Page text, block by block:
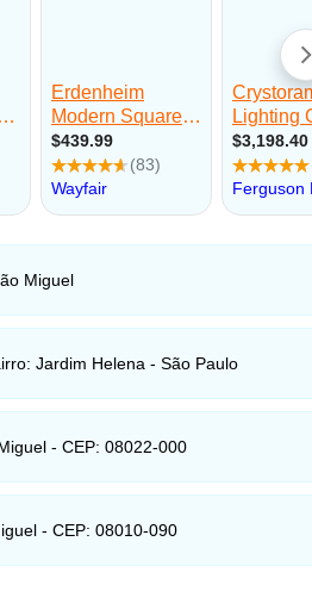
Miguel
Jardim Helena - São Paulo
- CEP: 08022-000
- CEP: 08010-090